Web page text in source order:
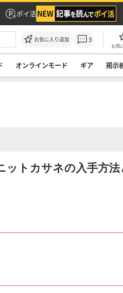
ポイ活
お気に入り追加 3
お気
オンラインモード ギア 掲示
ットカサネの入手方